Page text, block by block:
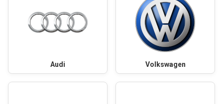
Audi Volkswagen